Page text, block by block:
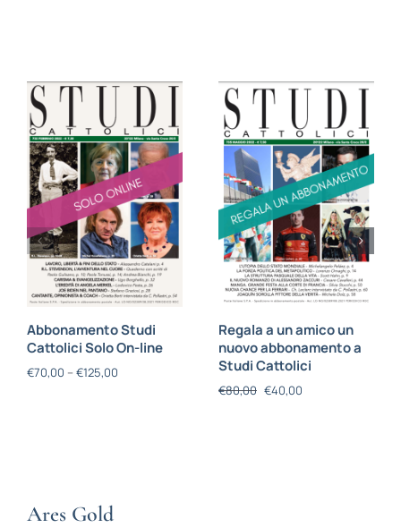
Abbonamento Studi
Cattolici Solo On-line
€70,00 – €125,00
Regala a un amico un
nuovo abbonamento a
Studi Cattolici
€80,00 €40,00
Ares Gold